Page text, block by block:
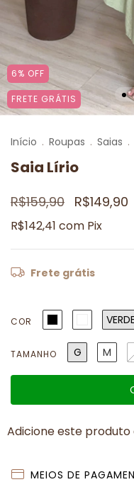
6% OFF
FRETE GRÁTIS
Início . Roupas . Saias .
Saia Lírio
R$159,90 R$149,90
R$142,41 com Pix
Frete grátis
COR
TAMANHO G M
Adicione este produto
MEIOS DE